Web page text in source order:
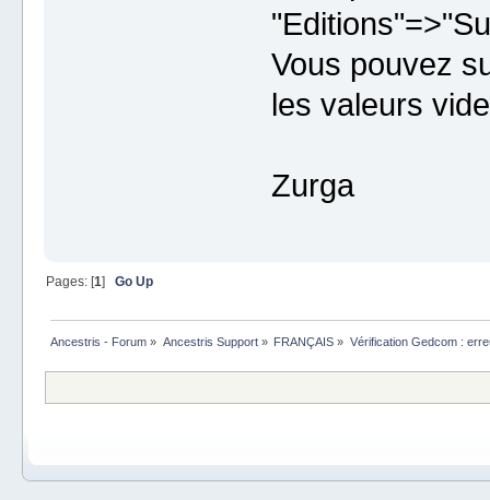
Vous pouvez
les valeurs
Zurga
Pages: [1] Go Up
Ancestris - Forum » Ancestris Support» FRANÇAIS » Vérification Gedcom :